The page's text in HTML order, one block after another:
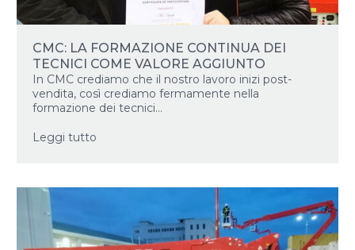
CMC: LA FORMAZIONE CONTINUA DEI
TECNICI COME VALORE AGGIUNTO
In CMC crediamo che il nostro lavoro inizi post-
vendita, così crediamo fermamente nella
formazione dei tecnici...
Leggi tutto